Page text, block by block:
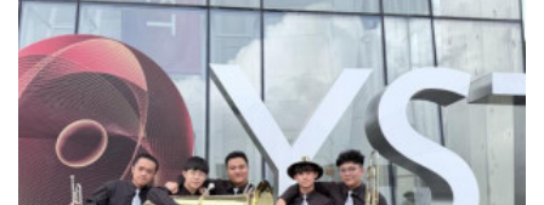
物館開館(14:18)
徐欣瑩化身「資深獅迷」 為攻城獅球隊
(11:40)
「資安與你我的距離」教育訓練 寶山鄉
公所協助同仁強化安全意識(11:09)
輔導會訪新竹榮服處 驗證政策執行成果
(10:17)
關聖帝君1867週年聖誕 高虹安參香祈福
(19:04)